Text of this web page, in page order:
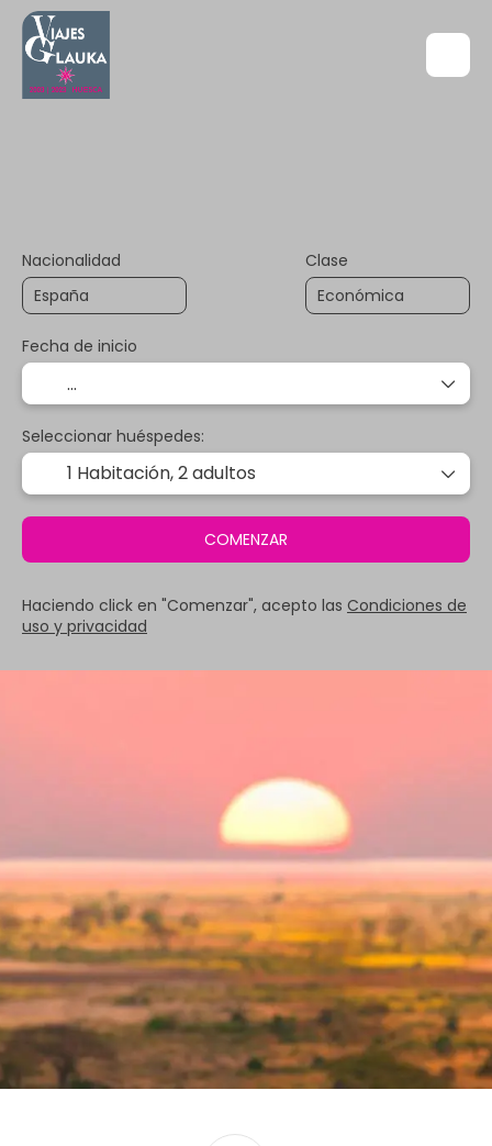
Nacionalidad Clase
Fecha de inicio
Seleccionar huéspedes:
1 Habitación,2 adultos
COMENZAR
Haciendo click en "Comenzar", acepto las Condiciones de
uso y privacidad